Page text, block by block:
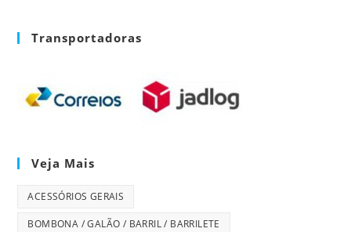
Transportadoras
Veja Mais
ACESSÓRIOS GERAIS
BOMBONA / GALÃO / BARRIL / BARRILETE